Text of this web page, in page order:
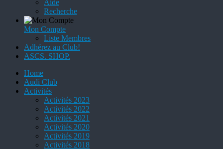
Aide
Recherche
Mon Compte
Liste Membres
Adhérez au Club!
ASCS. SHOP.
Home
Audi Club
Activités
Activités 2023
Activités 2022
Activités 2021
Activités 2020
Activités 2019
Activités 2018